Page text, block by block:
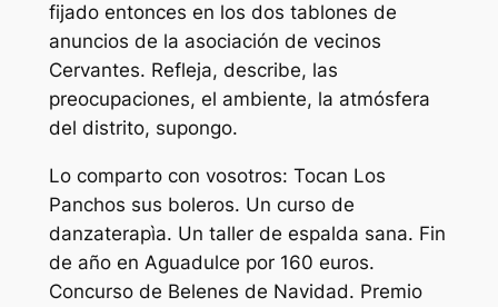
fijado entonces en los dos tablones de
anuncios de la asociación de vecinos
Cervantes. Refleja, describe, las
preocupaciones, el ambiente, la atmósfera
del distrito, supongo.
Lo comparto con vosotros: Tocan Los
Panchos sus boleros. Un curso de
danzaterapìa. Un taller de espalda sana. Fin
de año en Aguadulce por 160 euros.
Concurso de Belenes de Navidad. Premio